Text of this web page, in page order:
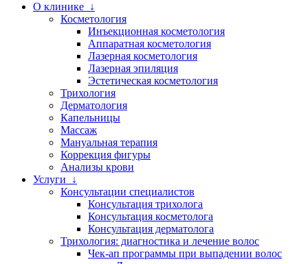
О клинике ↓
Косметология
Инъекционная косметология
Аппаратная косметология
Лазерная косметология
Лазерная эпиляция
Эстетическая косметология
Трихология
Дерматология
Капельницы
Массаж
Мануальная терапия
Коррекция фигуры
Анализы крови
Услуги ↓
Консультации специалистов
Консультация трихолога
Консультация косметолога
Консультация дерматолога
Трихология: диагностика и лечение волос
Чек-ап программы при выпадении волос